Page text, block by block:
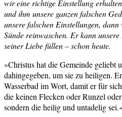
wir eine richtige Einstellung
und ihm unsere ganzen falschen
unsere falschen Einstellungen,
Sünde reinwaschen. Er kann
seiner Liebe füllen – schon heute.
»Christus hat die Gemeinde geliebt
dahingegeben, um sie zu heiligen.
Wasserbad im Wort, damit er für
die keinen Flecken oder Runzel
sondern die heilig und untadelig